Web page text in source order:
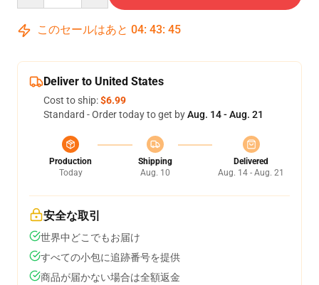
このセールはあと 04: 43: 45
Deliver to United States
Cost to ship:$6.99
Standard - Order today to get byAug. 14 - Aug. 21
Production
Today
Shipping
Aug. 10
Delivered
Aug. 14 - Aug. 21
安全な取引
世界中どこでもお届け
すべての小包に追跡番号を提供
商品が届かない場合は全額返金